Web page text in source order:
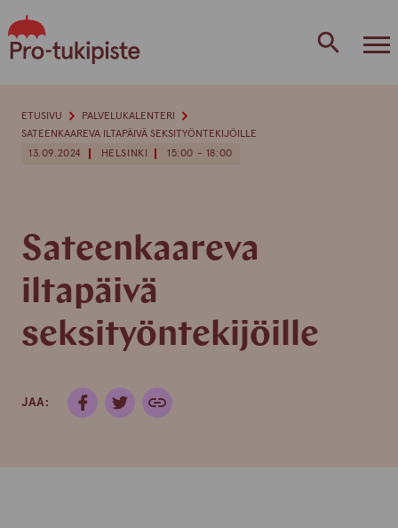
to
content
13.09.2024 HELSINKI 15:00 - 18:00
Sateenkaareva
iltapäivä
seksityöntekijöille
JAA:
ETUSIVU
PALVELUKALENTERI
SATEENKAAREVA ILTAPÄIVÄ SEKSITYÖNTEKIJÖILLE